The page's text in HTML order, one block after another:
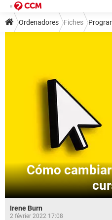
Ordenadores Fiches
Cómo
Irene Burn
2 février 2022 17:08